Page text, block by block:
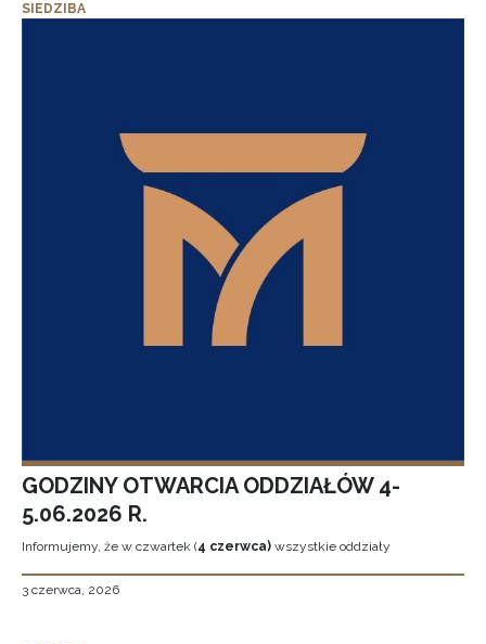
SIEDZIBA
GODZINY OTWARCIA ODDZIAŁÓW 4-
5.06.2026 R.
Informujemy, że w czwartek (4 czerwca) wszystkie oddziały
3 czerwca, 2026